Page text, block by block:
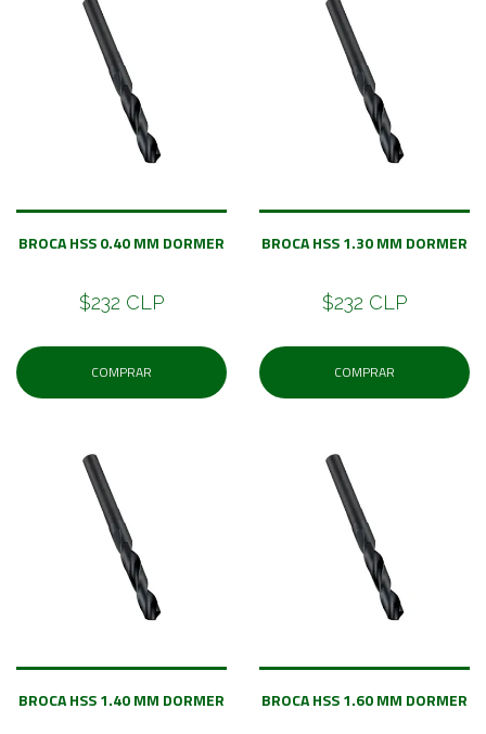
BROCA HSS 0.40 MM DORMER
$232 CLP
COMPRAR
BROCA HSS 1.30 MM DORMER
$232 CLP
COMPRAR
BROCA HSS 1.40 MM DORMER BROCA HSS 1.60 MM DORMER